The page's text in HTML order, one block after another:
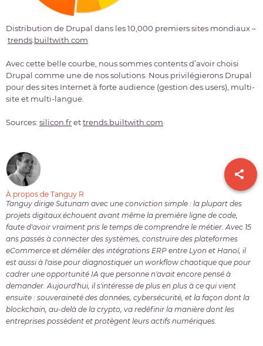
Distribution de Drupal dans les 10,000 premiers sites mondiaux –
trends builtwith.com
Avec cette belle courbe, nous sommes contents d’avoir choisi
Drupal comme une de nos solutions. Nous privilégierons Drupal
pour des sites Internet à forte audience (gestion des users), multi-
site et multi-langue.
Sources: silicon.frettrends.builtwith.com
À propos de Tanguy R
Tanguy dirige Sutunam avec une conviction simple : la plupart des
projets digitaux échouent avant même la première ligne de code,
faute d'avoir vraiment pris le temps de comprendre le métier. Avec 15
ans passés à connecter des systèmes, construire des plateformes
eCommerce et démêler des intégrations ERP entre Lyon et Hanoï, il
est aussi à l'aise pour diagnostiquer un workflow chaotique que pour
cadrer une opportunité IA que personne n'avait encore pensé à
demander. Aujourd'hui, il s'intéresse de plus en plus à ce qui vient
ensuite : souveraineté des données, cybersécurité, et la façon dont la
blockchain, au-delà de la crypto, va redéfinir la manière dont les
entreprises possèdent et protègent leurs actifs numériques.